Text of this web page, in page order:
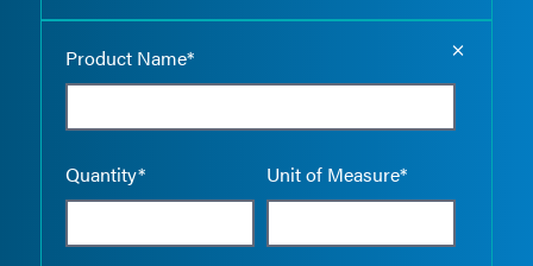
Product Name*
Quantity* Unit of Measure*